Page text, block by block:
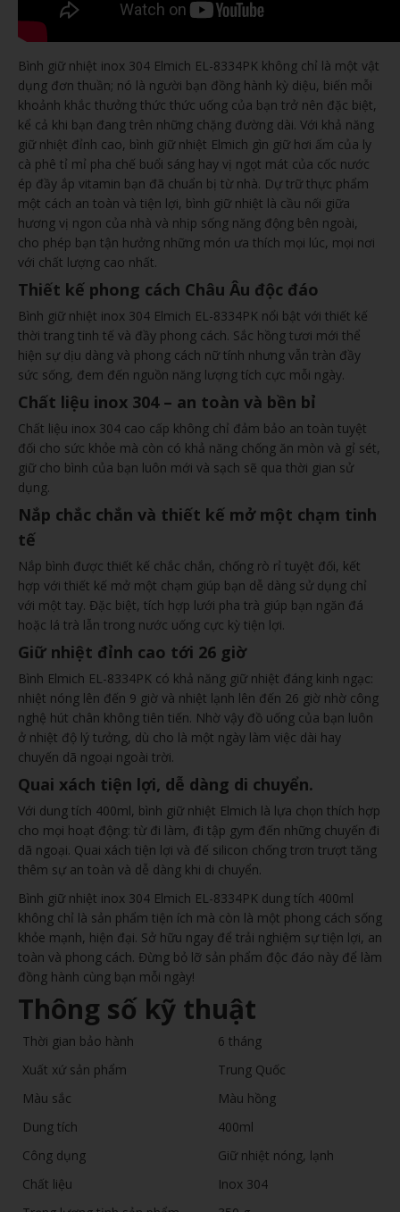
Bình giữ nhiệt inox 304 Elmich EL-8334PK không chỉ là một vật
dụng đơn thuần; nó là người bạn đồng hành kỳ diệu, biến mỗi
khoảnh khắc thưởng thức thức uống của bạn trở nên đặc biệt,
kể cả khi bạn đang trên những chặng đường dài. Với khả năng
giữ nhiệt đỉnh cao, bình giữ nhiệt Elmich gìn giữ hơi ấm của ly
cà phê tỉ mỉ pha chế buổi sáng hay vị ngọt mát của cốc nước
ép đầy ắp vitamin bạn đã chuẩn bị từ nhà. Dự trữ thực phẩm
một cách an toàn và tiện lợi, bình giữ nhiệt là cầu nối giữa
hương vị ngon của nhà và nhịp sống năng động bên ngoài,
cho phép bạn tận hưởng những món ưa thích mọi lúc, mọi nơi
với chất lượng cao nhất.
Thiết kế phong cách Châu Âu độc đáo
Bình giữ nhiệt inox 304 Elmich EL-8334PK nổi bật với thiết kế
thời trang tinh tế và đầy phong cách. Sắc hồng tươi mới thể
hiện sự dịu dàng và phong cách nữ tính nhưng vẫn tràn đầy
sức sống, đem đến nguồn năng lượng tích cực mỗi ngày.
Chất liệu inox 304 – an toàn và bền bỉ
Chất liệu inox 304 cao cấp không chỉ đảm bảo an toàn tuyệt
đối cho sức khỏe mà còn có khả năng chống ăn mòn và gỉ sét,
giữ cho bình của bạn luôn mới và sạch sẽ qua thời gian sử
dụng.
Nắp chắc chắn và thiết kế mở một chạm tinh
tế
Nắp bình được thiết kế chắc chắn, chống rò rỉ tuyệt đối, kết
hợp với thiết kế mở một chạm giúp bạn dễ dàng sử dụng chỉ
với một tay. Đặc biệt, tích hợp lưới pha trà giúp bạn ngăn đá
hoặc lá trà lẫn trong nước uống cực kỳ tiện lợi.
Giữ nhiệt đỉnh cao tới 26 giờ
Bình Elmich EL-8334PK có khả năng giữ nhiệt đáng kinh ngạc:
nhiệt nóng lên đến 9 giờ và nhiệt lạnh lên đến 26 giờ nhờ công
nghệ hút chân không tiên tiến. Nhờ vậy đồ uống của bạn luôn
ở nhiệt độ lý tưởng, dù cho là một ngày làm việc dài hay
chuyến dã ngoại ngoài trời.
Quai xách tiện lợi, dễ dàng di chuyển.
Với dung tích 400ml, bình giữ nhiệt Elmich là lựa chọn thích hợp
cho mọi hoạt động: từ đi làm, đi tập gym đến những chuyến đi
dã ngoại. Quai xách tiện lợi và đế silicon chống trơn trượt tăng
thêm sự an toàn và dễ dàng khi di chuyển.
Bình giữ nhiệt inox 304 Elmich EL-8334PK dung tích 400ml
không chỉ là sản phẩm tiện ích mà còn là một phong cách sống
khỏe mạnh, hiện đại. Sở hữu ngay để trải nghiệm sự tiện lợi, an
toàn và phong cách. Đừng bỏ lỡ sản phẩm độc đáo này để làm
đồng hành cùng bạn mỗi ngày!
Thông số kỹ thuật
Thời gian bảo hành
6 tháng
Xuất xứ sản phẩm
Trung Quốc
Màu sắc
Màu hồng
Dung tích
400ml
Công dụng
Giữ nhiệt nóng, lạnh
Chất liệu
Inox 304